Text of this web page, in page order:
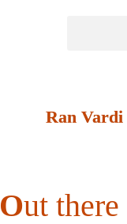
Ran Vardi
Out there